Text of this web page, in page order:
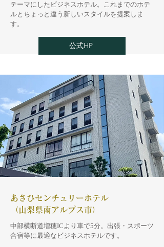
テーマにしたビジネスホテル。これまでのホテ
ルとちょっと違う新しいスタイルを提案しま
す。
公式HP
あさひセンチュリーホテル
（山梨県南アルプス市）
​中部横断道増穂ICより車で5分。出張・スポーツ
合宿等に最適なビジネスホテルです。